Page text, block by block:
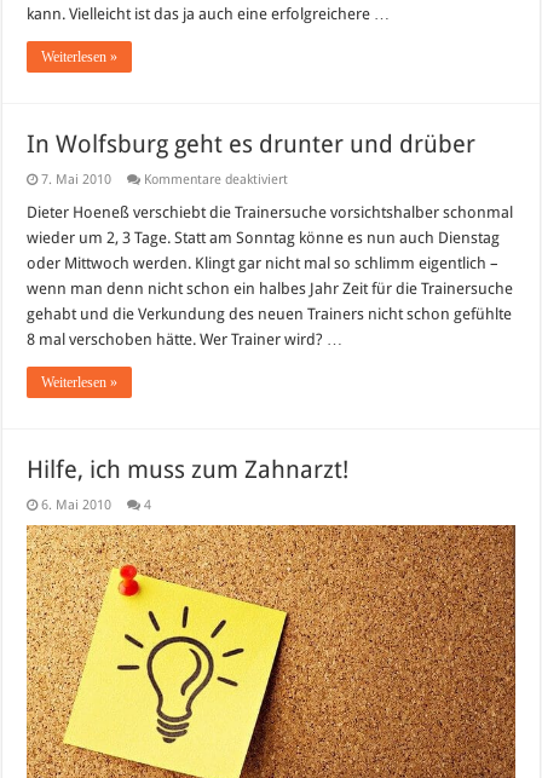
kann. Vielleicht ist das ja auch eine erfolgreichere …
Weiterlesen »
In Wolfsburg geht es drunter und drüber
7. Mai 2010 Kommentare deaktiviertfür
Wolfsburg
es
drunter
und
drüber
Dieter Hoeneß verschiebt die Trainersuche vorsichtshalber schonmal
wieder um 2, 3 Tage. Statt am Sonntag könne es nun auch Dienstag
oder Mittwoch werden. Klingt gar nicht mal so schlimm eigentlich –
wenn man denn nicht schon ein halbes Jahr Zeit für die Trainersuche
gehabt und die Verkundung des neuen Trainers nicht schon gefühlte
8 mal verschoben hätte. Wer Trainer wird? …
Weiterlesen »
Hilfe, ich muss zum Zahnarzt!
6. Mai 2010 4